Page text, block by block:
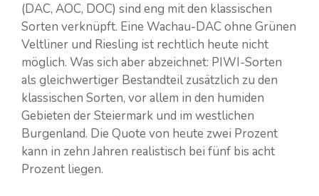
(DAC, AOC, DOC) sind eng mit den klassischen
Sorten verknüpft. Eine Wachau-DAC ohne Grünen
Veltliner und Riesling ist rechtlich heute nicht
möglich. Was sich aber abzeichnet: PIWI-Sorten
als gleichwertiger Bestandteil zusätzlich zu den
klassischen Sorten, vor allem in den humiden
Gebieten der Steiermark und im westlichen
Burgenland. Die Quote von heute zwei Prozent
kann in zehn Jahren realistisch bei fünf bis acht
Prozent liegen.